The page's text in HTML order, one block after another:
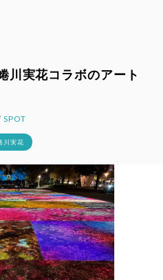
川実花コラボのアート
SPOT
川実花